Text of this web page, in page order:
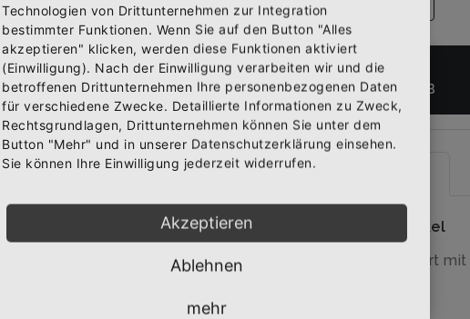
IN DEN
WARENKORB
Über den Artikel
Qualitäts-T-Shirt
Abonniere jetzt unseren Newsletter
Bekomme die aktuellsten News über neue Produkte und
zudem einen 10% Gutschein für deine nächste
Bestellung.
Abonnieren
Technologien von Drittunternehmen zur Integration
bestimmter Funktionen. Wenn Sie auf den Button "Alles
akzeptieren" klicken, werden diese Funktionen aktiviert
(Einwilligung). Nach der Einwilligung verarbeiten wir und die
betroffenen Drittunternehmen Ihre personenbezogenen Daten
für verschiedene Zwecke. Detaillierte Informationen zu Zweck,
Rechtsgrundlagen, Drittunternehmen können Sie unter dem
Button "Mehr" und in unserer Datenschutzerklärung einsehen.
Sie können Ihre Einwilligung jederzeit widerrufen.
Akzeptieren
Ablehnen
mehr